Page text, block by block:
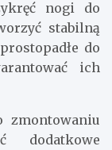
nogi do
stabilną
do
ich
zmontowaniu
dodatkowe